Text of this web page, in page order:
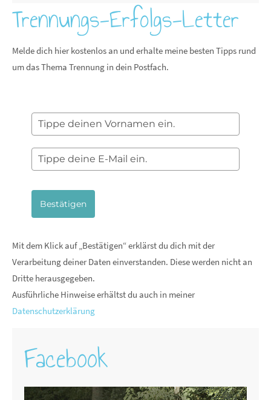
Trennungs-Erfolgs-Letter
Melde dich hier kostenlos an und erhalte meine besten Tipps rund
um das Thema Trennung in dein Postfach.
Bestätigen
Mit dem Klick auf „Bestätigen“ erklärst du dich mit der
Verarbeitung deiner Daten einverstanden. Diese werden nicht an
Dritte herausgegeben.
Ausführliche Hinweise erhältst du auch in meiner
Datenschutzerklärung
Facebook